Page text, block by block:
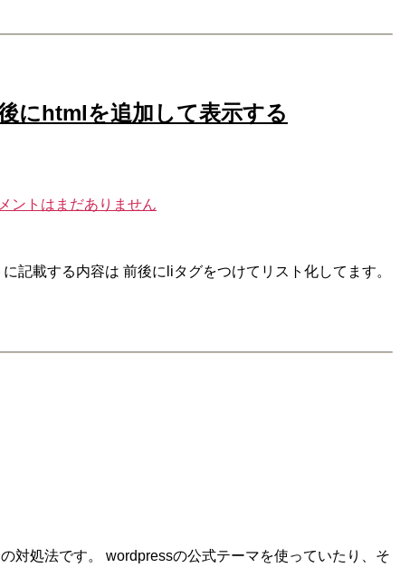
にhtmlを追加して表示する
ントはまだありません
記載する内容は 前後にliタグをつけてリスト化してます。
対処法です。 wordpressの公式テーマを使っていたり、そ